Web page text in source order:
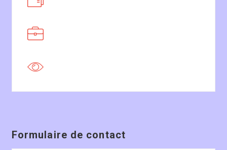
Formulaire de contact